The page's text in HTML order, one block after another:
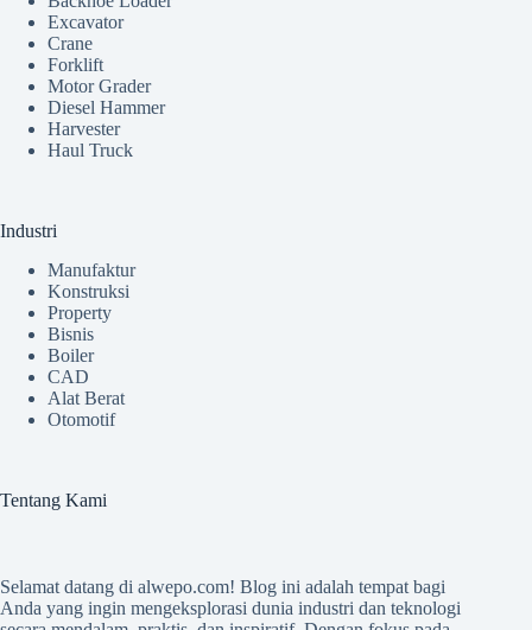
Excavator
Crane
Forklift
Motor Grader
Diesel Hammer
Harvester
Haul Truck
Industri
Manufaktur
Konstruksi
Property
Bisnis
Boiler
CAD
Alat Berat
Otomotif
Tentang Kami
Selamat datang di alwepo.com! Blog ini adalah tempat bagi
Anda yang ingin mengeksplorasi dunia industri dan teknologi